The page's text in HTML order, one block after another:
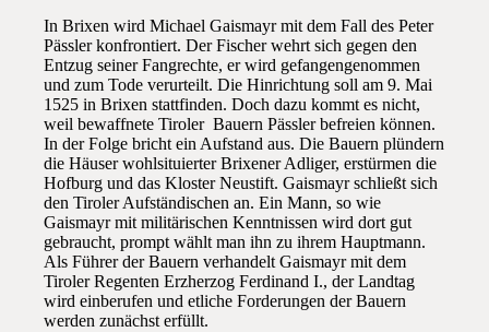
In Brixen wird Michael Gaismayr mit dem Fall des Peter
Pässler konfrontiert. Der Fischer wehrt sich gegen den
Entzug seiner Fangrechte, er wird gefangengenommen
und zum Tode verurteilt. Die Hinrichtung soll am 9. Mai
1525 in Brixen stattfinden. Doch dazu kommt es nicht,
weil bewaffnete Tiroler Bauern Pässler befreien können.
In der Folge bricht ein Aufstand aus. Die Bauern plündern
die Häuser wohlsituierter Brixener Adliger, erstürmen die
Hofburg und das Kloster Neustift. Gaismayr schließt sich
den Tiroler Aufständischen an. Ein Mann, so wie
Gaismayr mit militärischen Kenntnissen wird dort gut
gebraucht, prompt wählt man ihn zu ihrem Hauptmann.
Als Führer der Bauern verhandelt Gaismayr mit dem
Tiroler Regenten Erzherzog Ferdinand I., der Landtag
wird einberufen und etliche Forderungen der Bauern
werden zunächst erfüllt.